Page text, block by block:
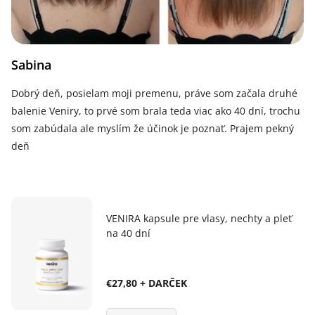
Sabina
Dobrý deň, posielam moji premenu, práve som začala druhé
balenie Veniry, to prvé som brala teda viac ako 40 dní, trochu
som zabúdala ale myslím že účinok je poznať. Prajem pekný
deň
VENIRA kapsule pre vlasy, nechty a pleť
na 40 dní
€27,80 + DARČEK